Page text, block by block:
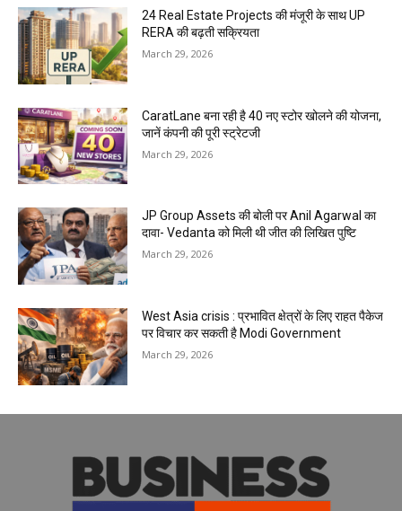
24 Real Estate Projects की मंजूरी के साथ UP
RERA की बढ़ती सक्रियता
March 29, 2026
CaratLane बना रही है 40 नए स्टोर खोलने की योजना,
जानें कंपनी की पूरी स्ट्रेटजी
March 29, 2026
JP Group Assets की बोली पर Anil Agarwal का
दावा- Vedanta को मिली थी जीत की लिखित पुष्टि
March 29, 2026
West Asia crisis : प्रभावित क्षेत्रों के लिए राहत पैकेज
पर विचार कर सकती है Modi Government
March 29, 2026